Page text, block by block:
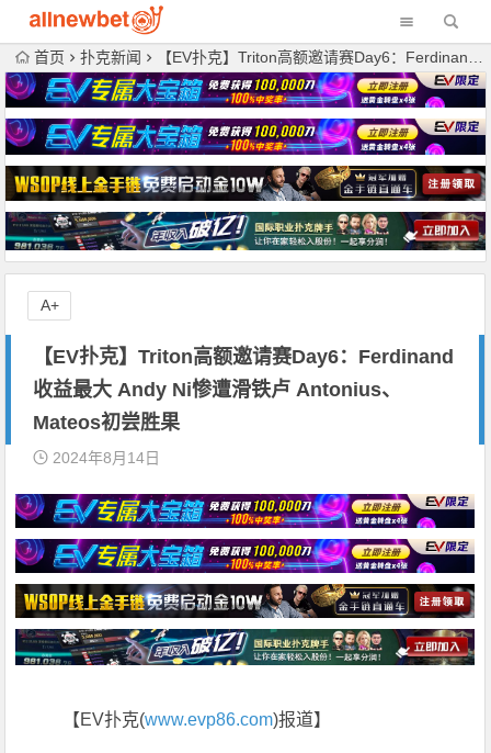
首页 扑克新闻 【EV扑克】Triton高额邀请赛Day6：Ferdinand收益最大 Andy Ni惨遭滑铁卢 Antonius、Mateos初尝胜果
【EV扑克】Triton高额邀请赛Day6：Ferdinand
收益最大 Andy Ni惨遭滑铁卢 Antonius、
Mateos初尝胜果
2024年8月14日
【EV扑克(www.evp86.com)报道】
A+